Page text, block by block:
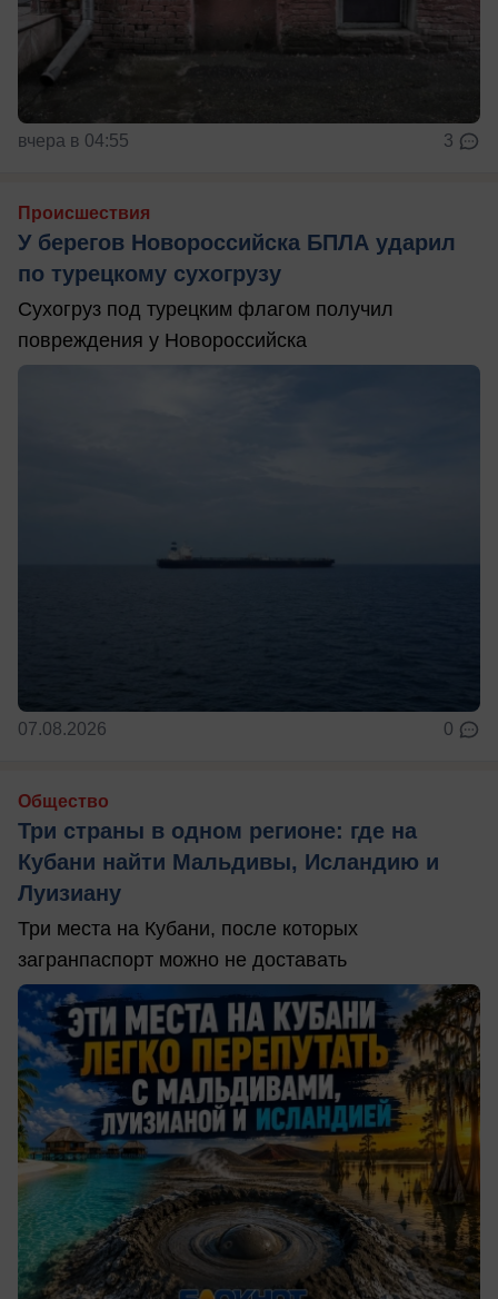
вчера в 04:55 3
Происшествия
У берегов Новороссийска БПЛА ударил
по турецкому сухогрузу
Сухогруз под турецким флагом получил
повреждения у Новороссийска
07.08.2026 0
Общество
Три страны в одном регионе: где на
Кубани найти Мальдивы, Исландию и
Луизиану
Три места на Кубани, после которых
загранпаспорт можно не доставать